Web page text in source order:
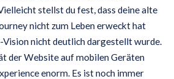
stellst du fest, dass deine alte
nicht zum Leben erweckt hat
nicht deutlich dargestellt wurde.
der Website auf mobilen Geräten
enorm. Es ist noch immer